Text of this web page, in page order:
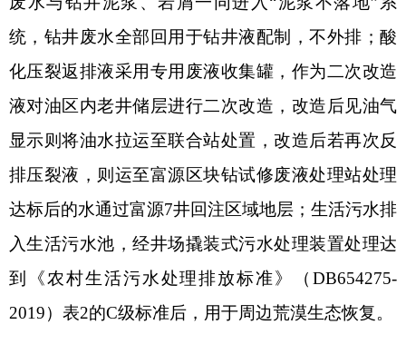
用，完井后拉运至下一口井再利用；膨润土体系钻
井岩屑排入防渗岩屑池干化，用于井场平整；聚磺
体系钻井岩屑使用无害化处理装置进行就地无害化
2017)表1综合利用污染限值的要求。生活垃圾集中
收集，定期送至阿图什市生活垃圾填埋场处理。
油基泥浆储存于泥浆罐中，全部回用于油基泥
浆钻井液配置，油基岩屑先进行离心减量，分离出
的油基泥浆经处理后回用于油基泥浆钻井液的配
置，油基岩屑经井场设置的1台TDU-II型撬装化油